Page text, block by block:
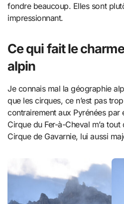
fondre beaucoup. Elles sont
impressionnant.
Ce qui fait le
alpin
Je connais mal la géographie
que les cirques, ce n’est pas
contrairement aux Pyrénées par
Cirque du Fer-à-Cheval m’a
Cirque de Gavarnie, lui aussi